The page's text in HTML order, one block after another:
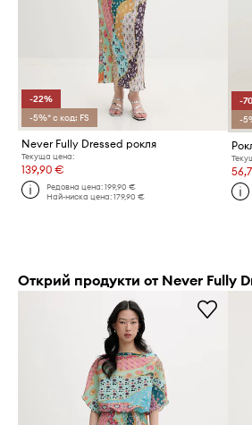
-22%
-5%* с код: FS
Never Fully Dressed рокля
Текуща цена:
139,90 €
Редовна цена:199,90 €
Най-ниска цена:179,90 €
-
-
Открий продукти от Never Fully